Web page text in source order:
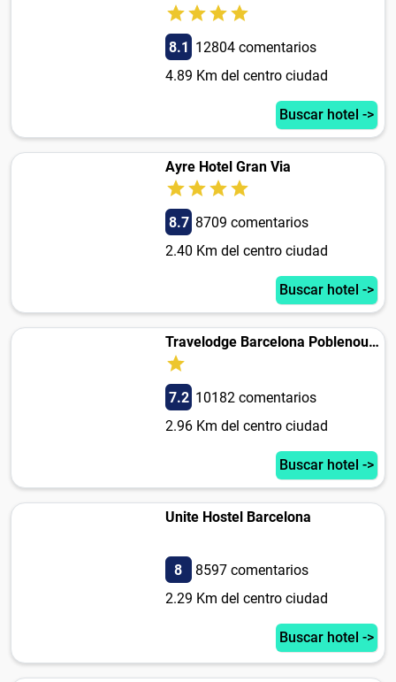
8.1 12804 comentarios
4.89 Km del centro ciudad
Buscar hotel ->
Ayre Hotel Gran Via
8.7 8709 comentarios
2.40 Km del centro ciudad
Buscar hotel ->
Travelodge Barcelona Poblenou Hotel
7.2 10182 comentarios
2.96 Km del centro ciudad
Buscar hotel ->
Unite Hostel Barcelona
8
8597 comentarios
2.29 Km del centro ciudad
Buscar hotel ->